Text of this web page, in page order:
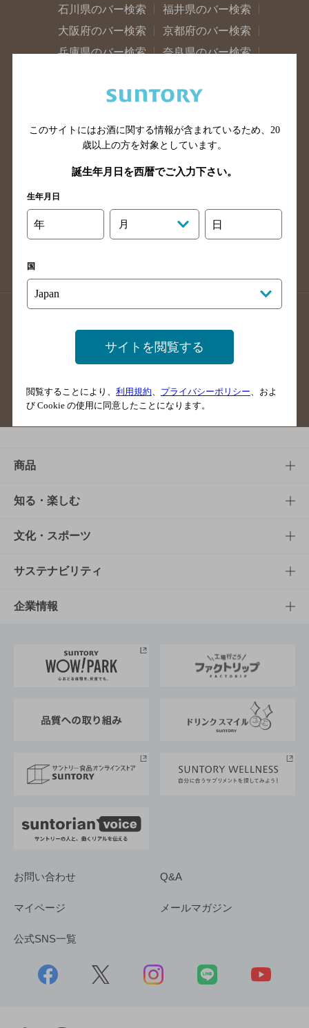
石川県のバー検索
福井県のバー検索
大阪府のバー検索
京都府のバー検索
兵庫県のバー検索
奈良県のバー検索
広島県のバー検索
岡山県のバー検索
島根県のバー検索
徳島県のバー検索
高知県のバー検索
福岡県のバー検索
長崎県のバー検索
大分県のバー検索
熊本県のバー検索
掲載店舗様ログイン
サイトマップ ご意見・ご感想
商品
商品TOP
商品一覧
商品発売情報
栄養成分一覧
知る・楽しむ
知る・楽しむTOP
キャンペーン
工場見学
地域情報
文化・スポーツ
文化・スポーツTOP
サントリーホール
サントリーサンバーズ大阪
サステナビリティ
サステナビリティTOP
サントリーが考えるサステナビリティ経営
企業情報
企業概要
採用情報
お問い合わせ Q&A
マイページ メールマガジン
公式SNS一覧
このサイトにはお酒に関する情報が含まれているため、 20
歳以上の方を対象としています。
誕生年月日を西暦でご入力下さい。
生年月日
年 月 日
国
サイトを閲覧する
閲覧することにより、 利用規約 プライバシーポリシー 、およ
び Cookie の使用に同意したことになります。